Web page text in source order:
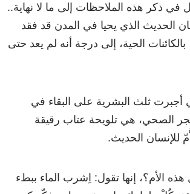
في ذكر هذه الملاحظات إلى ما لا نهاية..
الحديث الذي يحيا في المدن قد فقد
بالكائنات الحية، إلى درجة أنه لم يعد حتى
أجبرت ثلث البشرية على البقاء في
الصحي، هي تلويحة عتاب رقيقة
للإنسان الحديث.
هذه الأم؟، إنها تقول: اِشرب الماء ببطء